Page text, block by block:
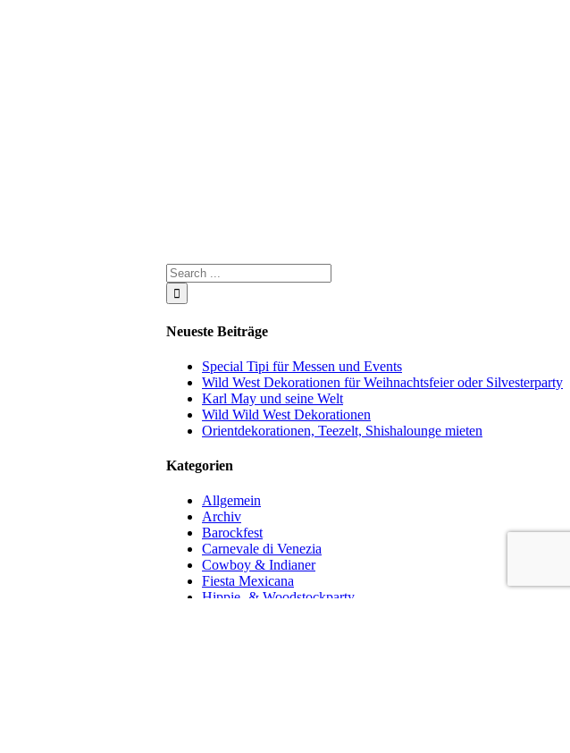
Search
for:
Neueste Beiträge
Special Tipi für Messen und Events
Wild West Dekorationen für Weihnachtsfeier oder Silvesterparty
Karl May und seine Welt
Wild Wild West Dekorationen
Orientdekorationen, Teezelt, Shishalounge mieten
Kategorien
Allgemein
Archiv
Barockfest
Carnevale di Venezia
Cowboy & Indianer
Fiesta Mexicana
Hippie- & Woodstockparty